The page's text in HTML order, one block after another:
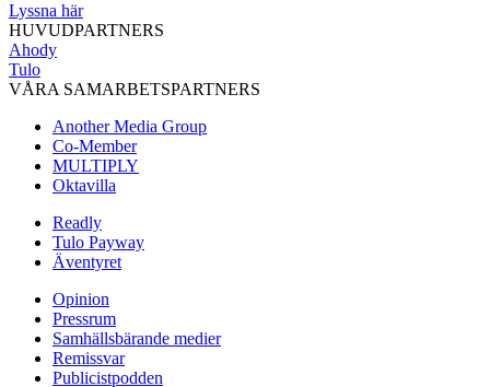
Lyssna här
HUVUDPARTNERS
Ahody
Tulo
VÅRA SAMARBETSPARTNERS
Another Media Group
Co-Member
MULTIPLY
Oktavilla
Readly
Tulo Payway
Äventyret
Opinion
Pressrum
Samhällsbärande medier
Remissvar
Publicistpodden